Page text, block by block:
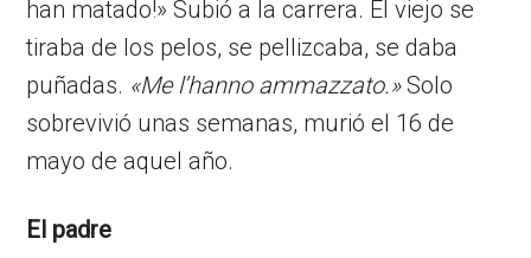
han matado!» Subió a la carrera. El viejo se
tiraba de los pelos, se pellizcaba, se daba
puñadas. «Me l’hanno ammazzato.»Solo
sobrevivió unas semanas, murió el 16 de
mayo de aquel año.
El padre